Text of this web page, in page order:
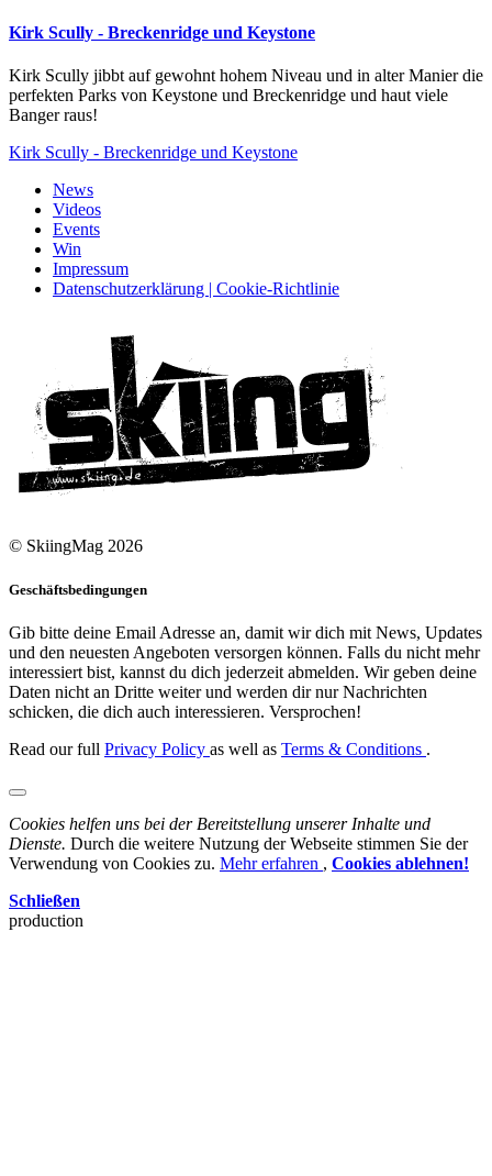
Kirk Scully - Breckenridge und Keystone
Kirk Scully jibbt auf gewohnt hohem Niveau und in alter Manier die
perfekten Parks von Keystone und Breckenridge und haut viele
Banger raus!
Kirk Scully - Breckenridge und Keystone
News
Videos
Events
Win
Impressum
Datenschutzerklärung | Cookie-Richtlinie
© SkiingMag 2026
Geschäftsbedingungen
Gib bitte deine Email Adresse an, damit wir dich mit News, Updates
und den neuesten Angeboten versorgen können. Falls du nicht mehr
interessiert bist, kannst du dich jederzeit abmelden. Wir geben deine
Daten nicht an Dritte weiter und werden dir nur Nachrichten
schicken, die dich auch interessieren. Versprochen!
Read our full Privacy Policy as well as Terms & Conditions .
Cookies helfen uns bei der Bereitstellung unserer Inhalte und
Dienste. Durch die weitere Nutzung der Webseite stimmen Sie der
Verwendung von Cookies zu. Mehr erfahren , Cookies ablehnen!
Schließen
production